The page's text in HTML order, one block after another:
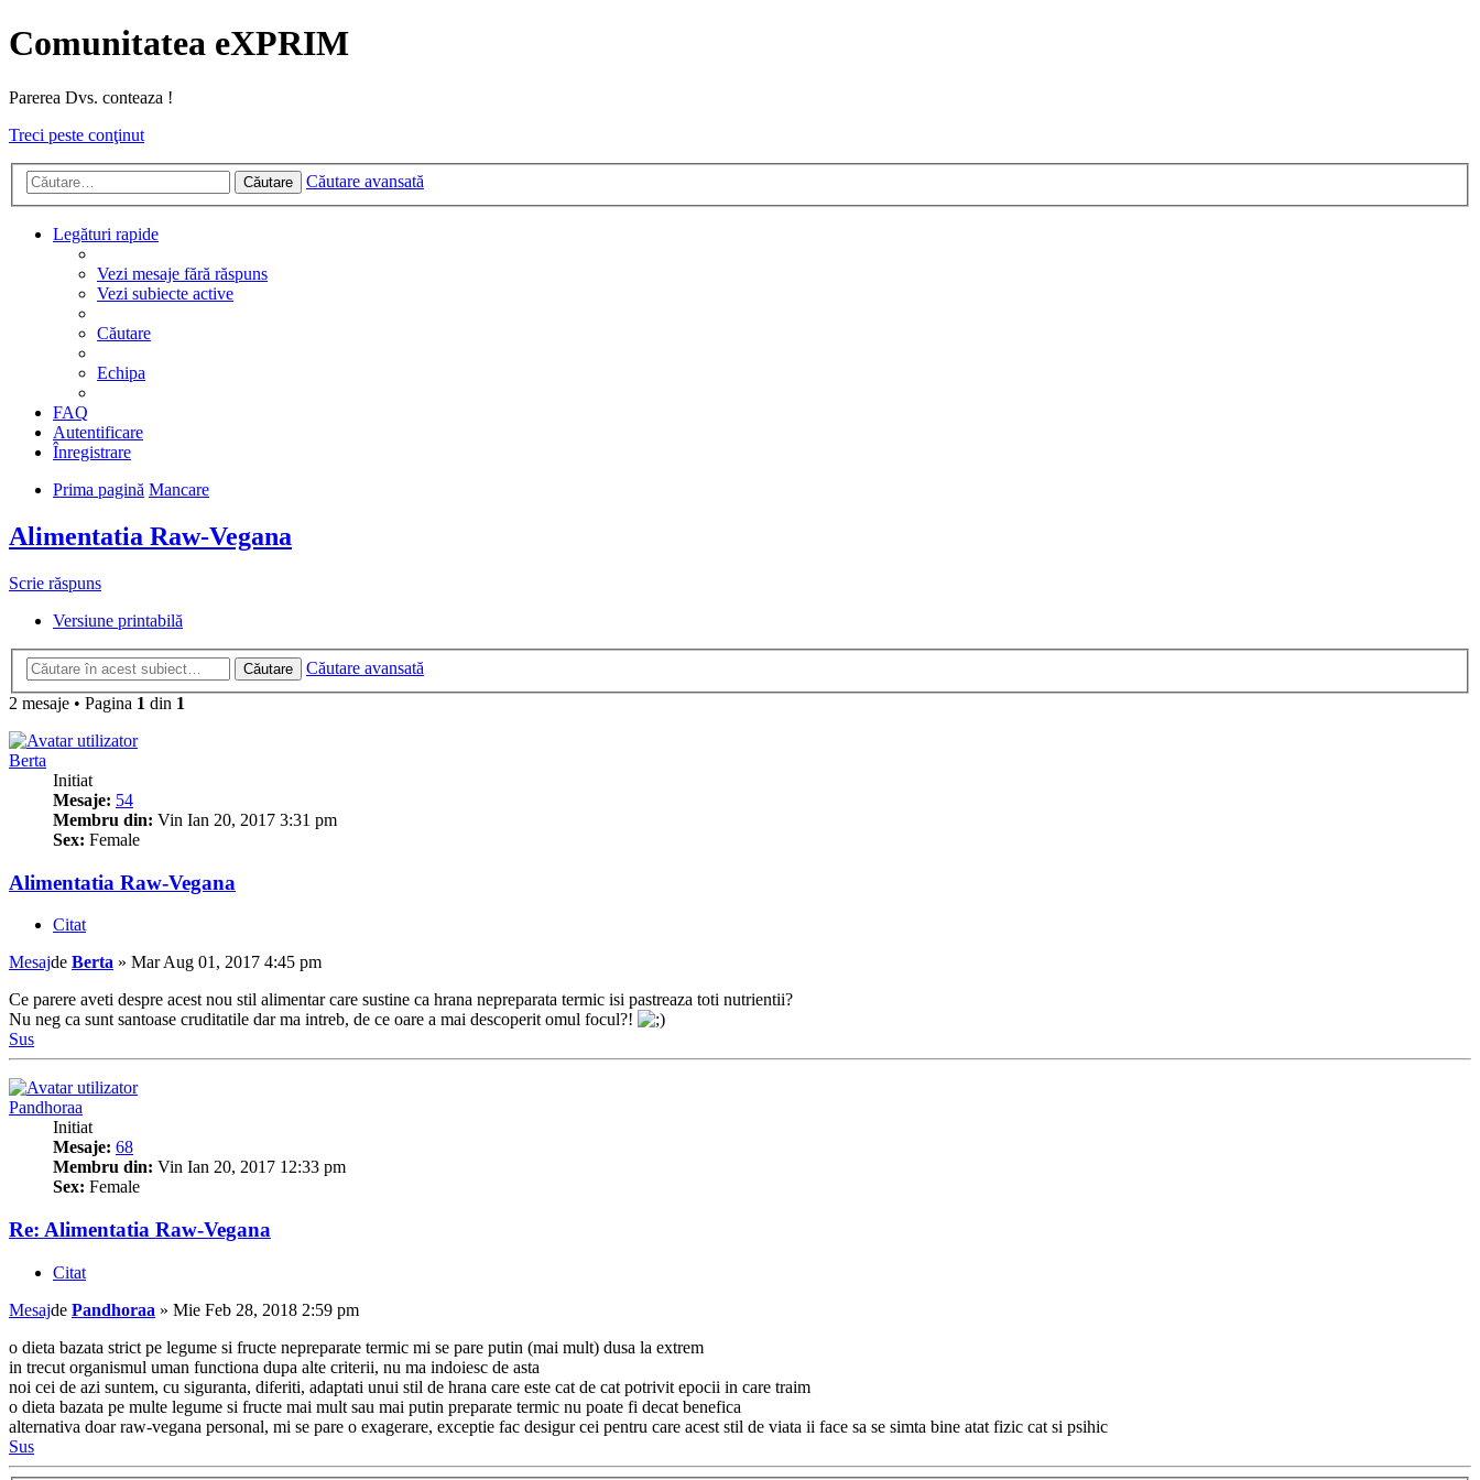
Comunitatea eXPRIM
Parerea Dvs. conteaza !
Treci peste conţinut
Căutare Căutare avansată
Legături rapide
Vezi mesaje fără răspuns
Vezi subiecte active
Căutare
Echipa
FAQ
Autentificare
Înregistrare
Prima pagină Mancare
Alimentatia Raw-Vegana
Scrie răspuns
Versiune printabilă
Căutare
Căutare avansată
2 mesaje • Pagina 1 din 1
Berta
Initiat
Mesaje: 54
Membru din: Vin Ian 20, 2017 3:31 pm
Sex: Female
Alimentatia Raw-Vegana
Citat
Mesajde Berta » Mar Aug 01, 2017 4:45 pm
Ce parere aveti despre acest nou stil alimentar care sustine ca hrana nepreparata termic isi pastreaza toti nutrientii?
Nu neg ca sunt santoase cruditatile dar ma intreb, de ce oare a mai descoperit omul focul?!
Sus
Pandhoraa
Initiat
Mesaje: 68
Membru din: Vin Ian 20, 2017 12:33 pm
Sex: Female
Re: Alimentatia Raw-Vegana
Citat
Mesajde Pandhoraa » Mie Feb 28, 2018 2:59 pm
o dieta bazata strict pe legume si fructe nepreparate termic mi se pare putin (mai mult) dusa la extrem
in trecut organismul uman functiona dupa alte criterii, nu ma indoiesc de asta
noi cei de azi suntem, cu siguranta, diferiti, adaptati unui stil de hrana care este cat de cat potrivit epocii in care traim
o dieta bazata pe multe legume si fructe mai mult sau mai putin preparate termic nu poate fi decat benefica
alternativa doar raw-vegana personal, mi se pare o exagerare, exceptie fac desigur cei pentru care acest stil de viata ii face sa se simta bine atat fizic cat si psihic
Sus